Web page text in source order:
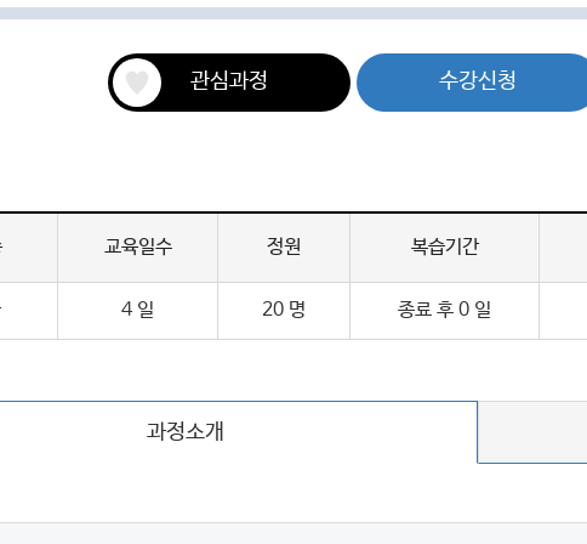
관심과정 수강신청
교육일수 정원 복습기간
4 일 20 명 종료 후 0 일
과정소개